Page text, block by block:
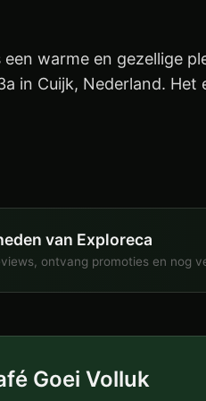
een warme en gezellige
in Cuijk, Nederland. Het
van Exploreca
ontvang promoties en nog
Goei Volluk